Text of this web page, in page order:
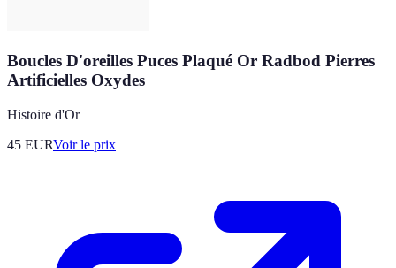
Boucles D'oreilles Puces Plaqué Or Radbod Pierres
Artificielles Oxydes
Histoire d'Or
45 EURVoir le prix